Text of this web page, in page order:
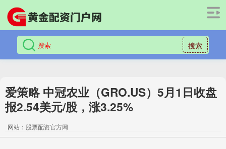
搜索
爱策略 中冠农业（GRO.US）5月1日收盘
报2.54美元/股，涨3.25%
网站：股票配资官方网